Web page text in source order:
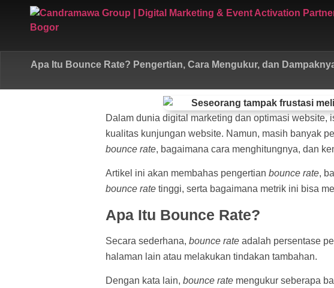
Apa Itu Bounce Rate? Pengertian, Cara Mengukur, dan
Dalam dunia digital marketing dan optimasi website,
kualitas kunjungan website. Namun, masih banyak
bounce rate, bagaimana cara menghitungnya, dan
Artikel ini akan membahas pengertian bounce rate,
bounce ratetinggi, serta bagaimana metrik ini bisa
Apa Itu Bounce Rate?
Secara sederhana, bounce rateadalah persentase
halaman lain atau melakukan tindakan tambahan.
Dengan kata lain, bounce ratemengukur seberapa